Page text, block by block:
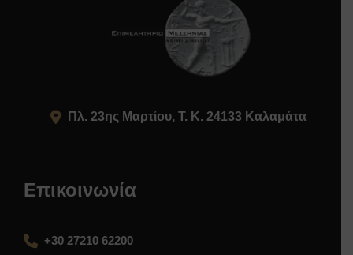
Πλ. 23ης Μαρτίου, Τ. Κ. 24133 Καλαμάτα
Επικοινωνία
+30 27210 62200